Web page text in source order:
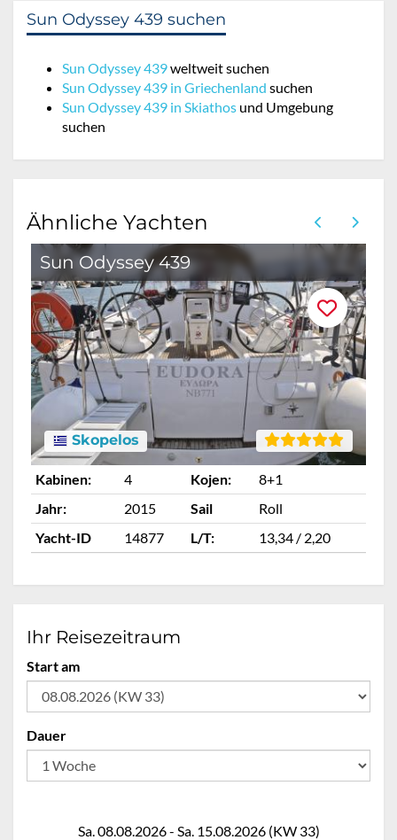
Sun Odyssey 439 suchen
Sun Odyssey 439weltweit suchen
Sun Odyssey 439 in Griechenland suchen
Sun Odyssey 439 in Skiathos und Umgebung
suchen
Ähnliche Yachten
Sun Odyssey 439
Skopelos
Kabinen: 4 Kojen:
8+1
Jahr:
2015 Sail
Roll
Yacht-ID
14877 L/T: 13,34 / 2,20
Ihr Reisezeitraum
Start am
Dauer
Sa. 08.08.2026 - Sa. 15.08.2026 (KW 33)